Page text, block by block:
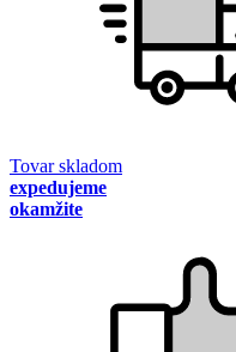
Tovar skladom
expedujeme
okamžite